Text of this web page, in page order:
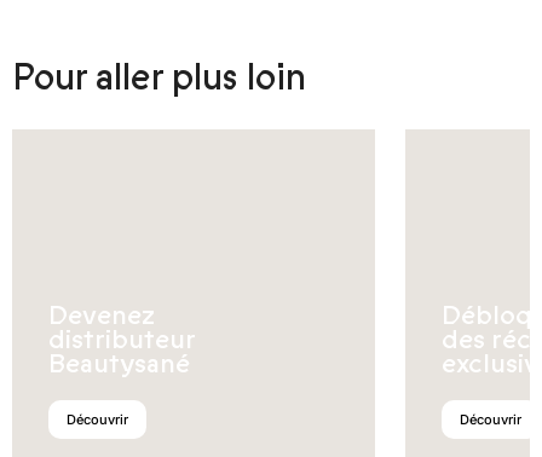
Pour aller plus loin
Devenez
distributeur
Beautysané
Découvrir
des
Découvrir